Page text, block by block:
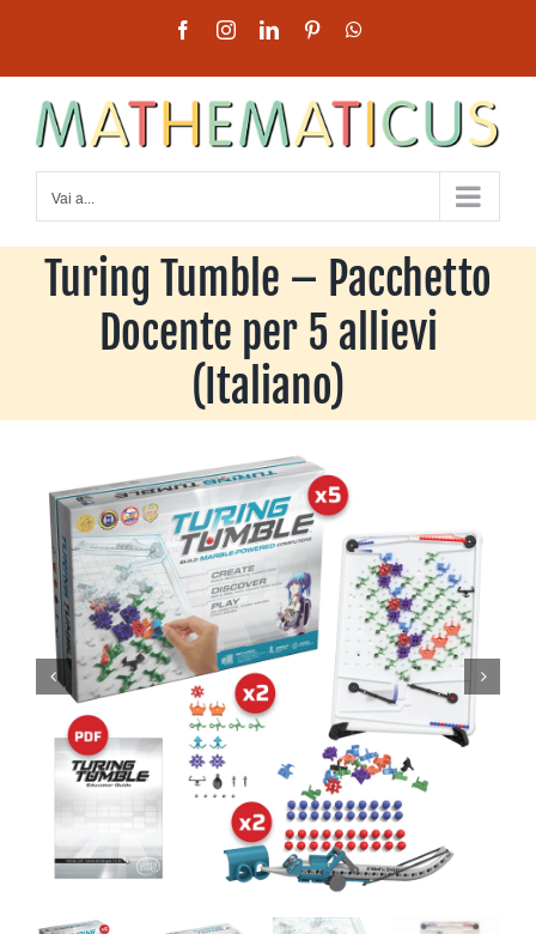
contenuto
FacebookInstagramLinkedInPinterest
Vai a...
Turing Tumble – Pacchetto
Docente per 5 allievi
(Italiano)